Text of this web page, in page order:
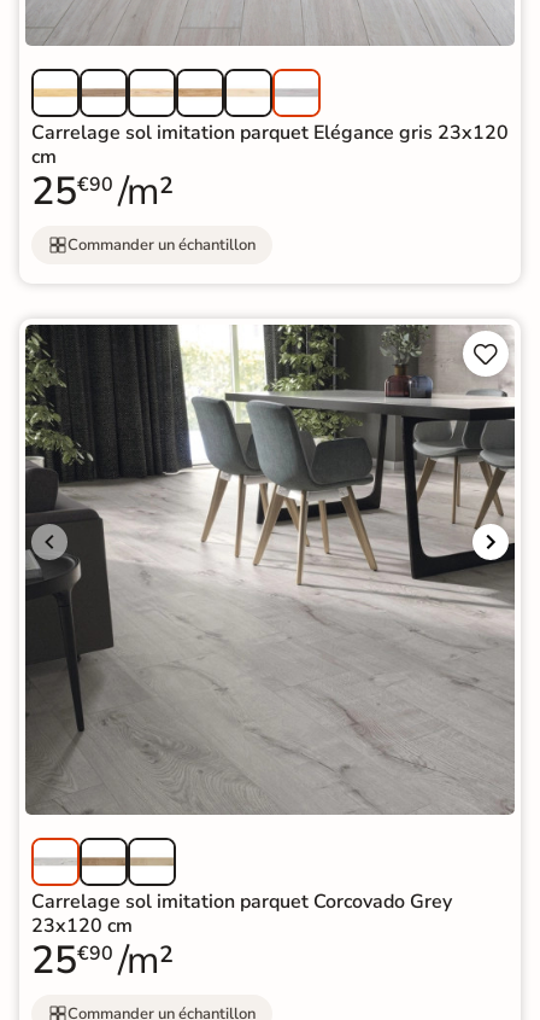
Carrelage sol imitation parquet Elégance gris 23x120
cm
25€90 /m²
Commander un échantillon


Carrelage sol imitation parquet Corcovado Grey
23x120 cm
25€90 /m²
Commander un échantillon